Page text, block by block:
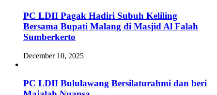
PC LDII Pagak Hadiri Subuh Keliling
Bersama Bupati Malang di Masjid Al Falah
Sumberkerto
December 10, 2025
PC LDII Bululawang Bersilaturahmi dan beri